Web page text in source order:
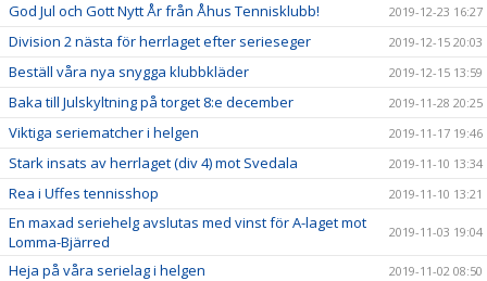
God Jul och Gott Nytt År från Åhus Tennisklubb! 2019-12-23 16:27
Division 2 nästa för herrlaget efter serieseger 2019-12-15 20:03
Beställ våra nya snygga klubbkläder 2019-12-15 13:59
Baka till Julskyltning på torget 8:e december 2019-11-28 20:25
Viktiga seriematcher i helgen 2019-11-17 19:46
Stark insats av herrlaget (div 4) mot Svedala 2019-11-10 13:34
Rea i Uffes tennisshop 2019-11-10 13:21
En maxad seriehelg avslutas med vinst för A-laget mot
Lomma-Bjärred
2019-11-03 19:04
Heja på våra serielag i helgen 2019-11-02 08:50